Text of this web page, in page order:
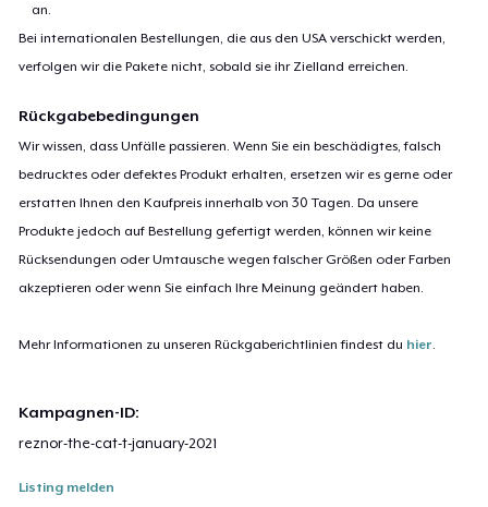
an.
Bei internationalen Bestellungen, die aus den USA verschickt werden,
verfolgen wir die Pakete nicht, sobald sie ihr Zielland erreichen.
Rückgabebedingungen
Wir wissen, dass Unfälle passieren. Wenn Sie ein beschädigtes, falsch
bedrucktes oder defektes Produkt erhalten, ersetzen wir es gerne oder
erstatten Ihnen den Kaufpreis innerhalb von 30 Tagen. Da unsere
Produkte jedoch auf Bestellung gefertigt werden, können wir keine
Rücksendungen oder Umtausche wegen falscher Größen oder Farben
akzeptieren oder wenn Sie einfach Ihre Meinung geändert haben.
Mehr Informationen zu unseren Rückgaberichtlinien findest du hier
Kampagnen-ID:
reznor-the-cat-t-january-2021
Listing melden